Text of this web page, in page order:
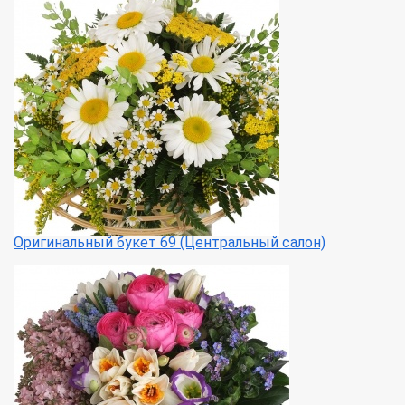
Оригинальный букет 69 (Центральный салон)